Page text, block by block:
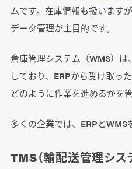
ムです。在庫情報も扱います
データ管理が主目的です。
倉庫管理システム（WMS）
しており、ERPから受け取っ
どのように作業を進めるかを
多くの企業では、ERPとWMS
TMS（輸配送管理シス